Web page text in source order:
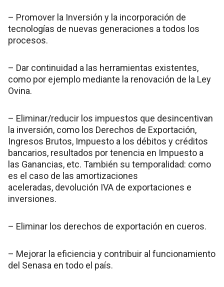
– Promover la Inversión y la incorporación de
tecnologías de nuevas generaciones a todos los
procesos.
– Dar continuidad a las herramientas existentes,
como por ejemplo mediante la renovación de la Ley
Ovina.
– Eliminar/reducir los impuestos que desincentivan
la inversión, como los Derechos de Exportación,
Ingresos Brutos, Impuesto a los débitos y créditos
bancarios, resultados por tenencia en Impuesto a
las Ganancias, etc. También su temporalidad: como
es el caso de las amortizaciones
aceleradas, devolución IVA de exportaciones e
inversiones.
– Eliminar los derechos de exportación en cueros.
– Mejorar la eficiencia y contribuir al funcionamiento
del Senasa en todo el país.